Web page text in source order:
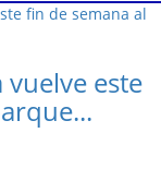
vuelve este